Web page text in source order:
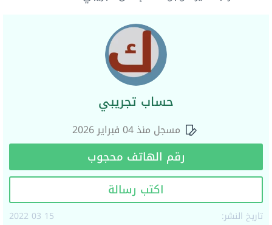
حساب تجريبي
مسجل منذ 04 فبراير 2026
رقم الهاتف محجوب
اكتب رسالة
تاريخ النشر:
15 03 2022